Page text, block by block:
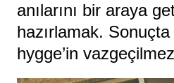
anılarını bir araya
hazırlamak.
hygge’in